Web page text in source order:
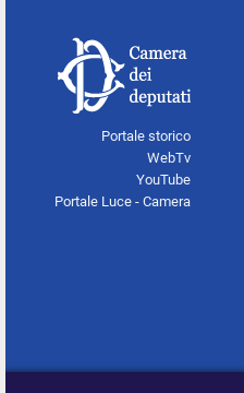
Portale storico
WebTv
YouTube
Portale Luce - Camera